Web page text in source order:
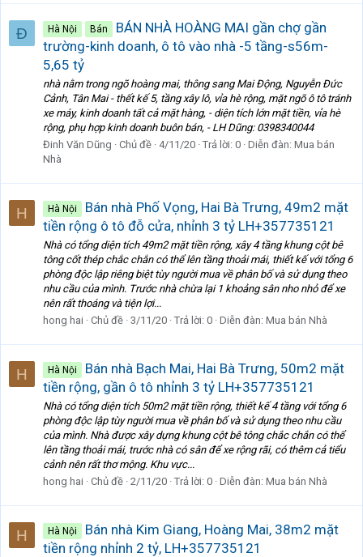
Đ Hà Nội Bán
BÁN NHÀ HOÀNG MAI gần chợ gần
trường-kinh doanh, ô tô vào nhà -5 tầng-s56m-
5,65 tỷ
nhà nằm trong ngõ hoàng mai, thông sang Mai Động, Nguyễn Đức
Cảnh, Tân Mai - thết kế 5, tầng xây lô, vỉa hè rộng, mặt ngõ ô tô tránh
xe máy, kinh doanh tất cả mặt hàng, - diện tích lớn mặt tiền, vỉa hè
rộng, phụ hợp kinh doanh buôn bán, - LH Dũng: 0398340044
Đinh Văn Dũng
Chủ đề 4/11/20 Trả lời: 0 Diễn đàn: Mua bán
Nhà
H Hà Nội
Bán nhà Phố Vọng, Hai Bà Trưng, 49m2 mặt
tiền rộng ô tô đỗ cửa, nhỉnh 3 tỷ LH+357735121
Nhà có tổng diện tích 49m2 mặt tiền rộng, xây 4 tầng khung cột bê
tông cốt thép chắc chắn có thể lên tầng thoải mái, thiết kế với tổng 6
phòng độc lập riêng biệt tùy người mua về phân bố và sử dụng theo
nhu cầu của mình. Trước nhà chừa lại 1 khoảng sân nho nhỏ để xe
nên rất thoáng và tiện lợi...
hong hai
Chủ đề 3/11/20 Trả lời: 0 Diễn đàn: Mua bán Nhà
H Hà Nội
Bán nhà Bạch Mai, Hai Bà Trưng, 50m2 mặt
tiền rộng, gần ô tô nhỉnh 3 tỷ LH+357735121
Nhà có tổng diện tích 50m2 mặt tiền rộng, thiết kế 4 tầng với tổng 6
phòng độc lập tùy người mua về phân bố và sử dụng theo nhu cầu
của mình. Nhà được xây dựng khung cột bê tông chắc chắn có thể
lên tầng thoải mái, trước nhà có sân để xe rộng rãi, có thêm cả tiểu
cảnh nên rất thơ mộng. Khu vực...
hong hai
Chủ đề 2/11/20 Trả lời: 0 Diễn đàn: Mua bán Nhà
H Hà Nội
Bán nhà Kim Giang, Hoàng Mai, 38m2 mặt
tiền rộng nhỉnh 2 tỷ, LH+357735121